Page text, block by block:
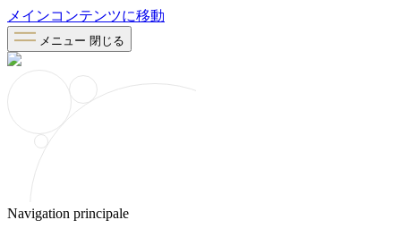
メインコンテンツに移動
メニュー 閉じる
Navigation principale